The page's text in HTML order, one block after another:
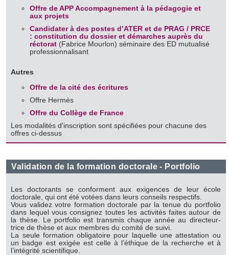
Les cookies nous permettent de personnaliser le contenu
médias sociaux et d'analyser notre trafic. Nous
partageons également des informations sur l'utilisation de
publicité et d'analyse, qui peuvent combiner celles-ci avec
d'autres informations que vous leur avez fournies ou qu'ils
ont collectées lors de votre utilisation de leurs services.
Offre de APP Accompagnement à la pédagogie et
aux projets
Candidater à des postes d’ATER et de PRAG / PRCE
: constitution du dossier et démarches auprès du
réctorat (Fabrice Mourlon) séminaire des ED mutualisé
professionnalisant
Autres
Offre de la cité des écritures
Offre Hermès
Offre du Collège de France
Les modalités d'inscription sont spécifiées pour chacune des
offres ci-dessus
Validation de la formation doctorale - Portfolio
Les doctorants se conforment aux exigences de leur école
doctorale, qui ont été votées dans leurs conseils respectifs.
Vous validez votre formation doctorale par la tenue du portfolio
dans lequel vous consignez toutes les activités faites autour de
la thèse. Le portfolio est transmis chaque année au directeur-
trice de thèse et aux membres du comité de suivi.
La seule formation obligatoire pour laquelle une attestation ou
un badge est exigée est celle à l’éthique de la recherche et à
l’intégrité scientifique.